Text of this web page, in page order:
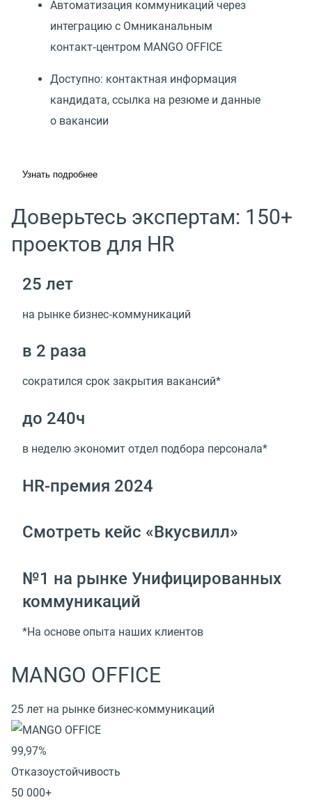
Автоматизация коммуникаций через
интеграцию с Омниканальным
контакт‑центром MANGO OFFICE
Доступно: контактная информация
кандидата, ссылка на резюме и данные
о вакансии
Узнать подробнее
Доверьтесь экспертам: 150+
проектов для HR
25 лет
на рынке бизнес‑коммуникаций
в 2 раза
сократился срок закрытия вакансий*
до 240ч
в неделю экономит отдел подбора персонала*
HR-премия 2024
Смотреть кейс «Вкусвилл»
№1 на рынке Унифицированных
коммуникаций
*На основе опыта наших клиентов
MANGO OFFICE
25 лет на рынке бизнес-коммуникаций
99,97%
Отказоустойчивость
50 000+